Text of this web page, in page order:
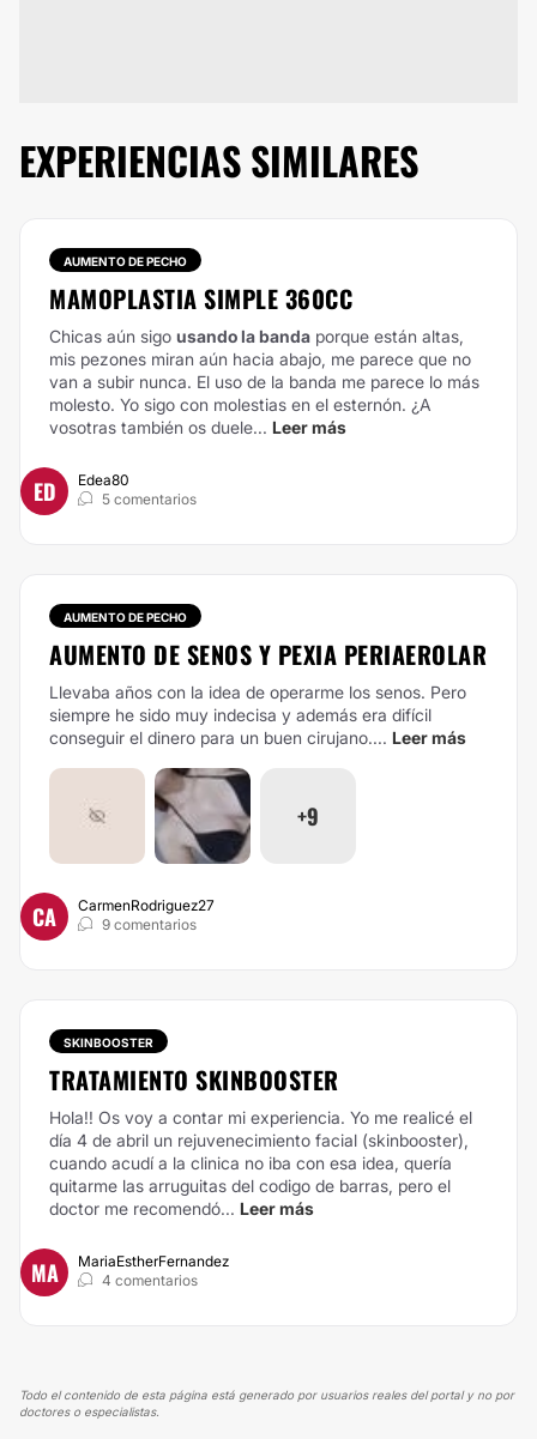
EXPERIENCIAS SIMILARES
AUMENTO DE PECHO
MAMOPLASTIA SIMPLE 360CC
Chicas aún sigo usando la banda porque están altas,
mis pezones miran aún hacia abajo, me parece que no
van a subir nunca. El uso de la banda me parece lo más
molesto. Yo sigo con molestias en el esternón. ¿A
vosotras también os duele... Leer más
ED
Edea80
5 comentarios
AUMENTO DE PECHO
AUMENTO DE SENOS Y PEXIA PERIAEROLAR
Llevaba años con la idea de operarme los senos. Pero
siempre he sido muy indecisa y además era difícil
conseguir el dinero para un buen cirujano.... Leer más
+9
CA
CarmenRodriguez27
9 comentarios
SKINBOOSTER
TRATAMIENTO SKINBOOSTER
Hola!! Os voy a contar mi experiencia. Yo me realicé el
día 4 de abril un rejuvenecimiento facial (skinbooster),
cuando acudí a la clinica no iba con esa idea, quería
quitarme las arruguitas del codigo de barras, pero el
doctor me recomendó... Leer más
MA
MariaEstherFernandez
4 comentarios
Todo el contenido de esta página está generado por usuarios reales del portal y no por
doctores o especialistas.